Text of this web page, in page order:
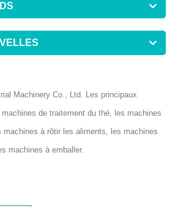
Machinery Co., Ltd. Les principaux
de traitement du thé, les machines
à rôtir les aliments, les machines
machines à emballer.